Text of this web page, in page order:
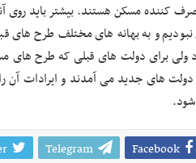
و به بهانه های مختلف طرح های
برای دولت های قبلی که طرح های
های جدید می آمدند و ایرادات
Facebook
Telegram